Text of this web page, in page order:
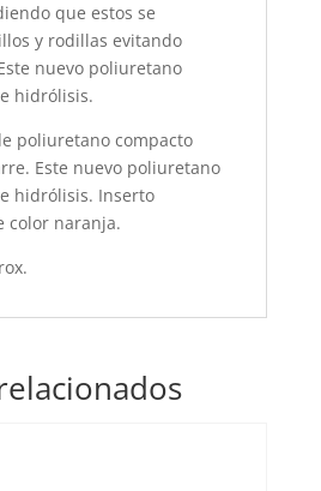
que estos se
y rodillas evitando
nuevo poliuretano
hidrólisis.
poliuretano compacto
Este nuevo poliuretano
hidrólisis. Inserto
color naranja.